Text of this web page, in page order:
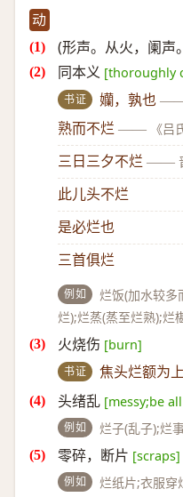
动
(形声。从火，阑声
同本义 [thoroughly
书证 孏，孰也
熟而不烂 —— 《吕
三日三夕不烂 ——
此儿头不烂
是必烂也
三首俱烂
例如
烂饭(加水较多
烂);烂蒸(蒸至烂熟);烂
火烧伤 [burn]
书证 焦头烂额为
头绪乱 [messy;be
例如 烂子(乱子);烂
零碎，断片 [scraps]
例如
烂纸片;衣服穿